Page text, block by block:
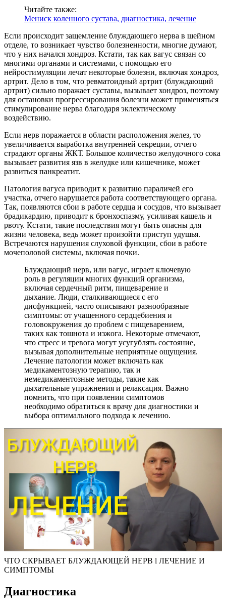
Читайте также:
Мениск коленного сустава, диагностика, лечение
Если происходит защемление блуждающего нерва в шейном
отделе, то возникает чувство болезненности, многие думают,
что у них начался хондроз. Кстати, так как вагус связан со
многими органами и системами, с помощью его
нейростимуляции лечат некоторые болезни, включая хондроз,
артрит. Дело в том, что ревматоидный артрит (блуждающий
артрит) сильно поражает суставы, вызывает хондроз, поэтому
для остановки прогрессирования болезни может применяться
стимулирование нерва благодаря эклектическому
воздействию.
Если нерв поражается в области расположения желез, то
увеличивается выработка внутренней секреции, отчего
страдают органы ЖКТ. Большое количество желудочного сока
вызывает развития язв в желудке или кишечнике, может
развиться панкреатит.
Патология вагуса приводит к развитию параличей его
участка, отчего нарушается работа соответствующего органа.
Так, появляются сбои в работе сердца и сосудов, что вызывает
брадикардию, приводит к бронхоспазму, усиливая кашель и
рвоту. Кстати, такие последствия могут быть опасны для
жизни человека, ведь может произойти приступ удушья.
Встречаются нарушения слуховой функции, сбои в работе
мочеполовой системы, включая почки.
Блуждающий нерв, или вагус, играет ключевую
роль в регуляции многих функций организма,
включая сердечный ритм, пищеварение и
дыхание. Люди, сталкивающиеся с его
дисфункцией, часто описывают разнообразные
симптомы: от учащенного сердцебиения и
головокружения до проблем с пищеварением,
таких как тошнота и изжога. Некоторые отмечают,
что стресс и тревога могут усугублять состояние,
вызывая дополнительные неприятные ощущения.
Лечение патологии может включать как
медикаментозную терапию, так и
немедикаментозные методы, такие как
дыхательные упражнения и релаксация. Важно
помнить, что при появлении симптомов
необходимо обратиться к врачу для диагностики и
выбора оптимального подхода к лечению.
ЧТО СКРЫВАЕТ БЛУЖДАЮЩЕЙ НЕРВ l ЛЕЧЕНИЕ И
СИМПТОМЫ
Диагностика